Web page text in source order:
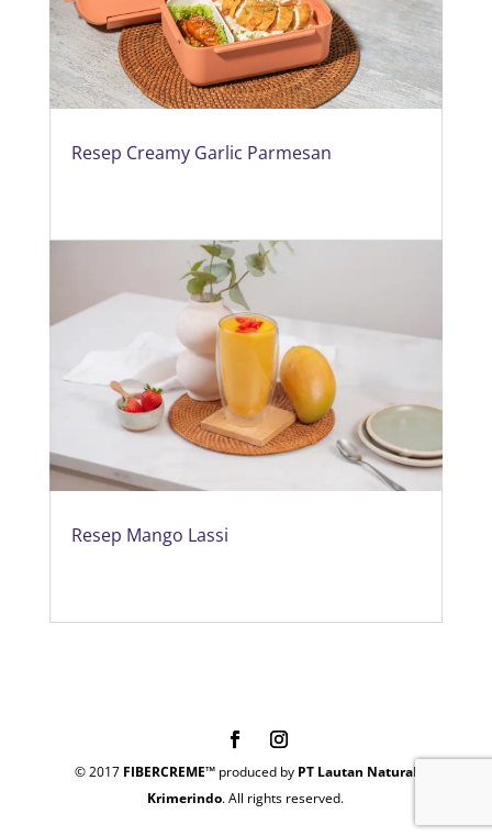
Resep Creamy Garlic Parmesan
Resep Mango Lassi
© 2017 FIBERCREME™produced by PT Lautan Natural
Krimerindo. All rights reserved.